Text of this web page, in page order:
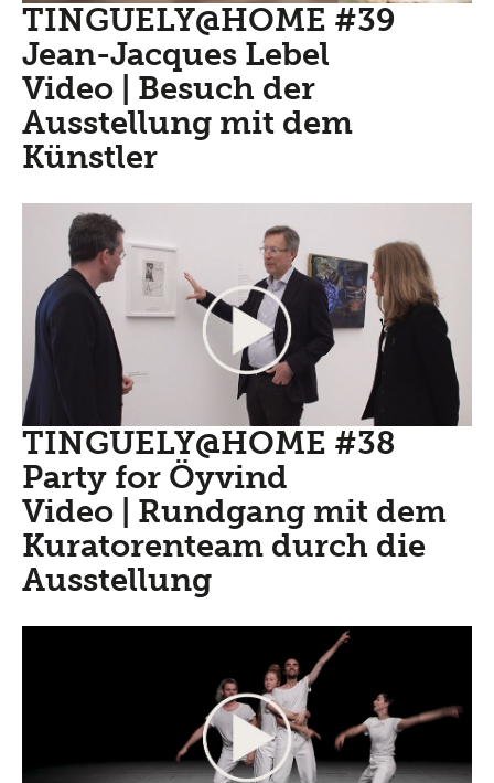
TINGUELY@HOME #39
Jean-Jacques Lebel
Video | Besuch der
Ausstellung mit dem
Künstler
TINGUELY@HOME #38
Party for Öyvind
Video | Rundgang mit dem
Kuratorenteam durch die
Ausstellung